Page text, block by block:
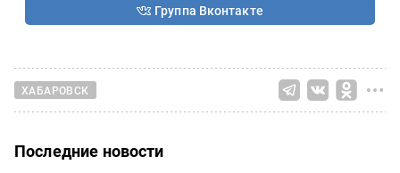
Группа Вконтакте
ХАБАРОВСК
Последние новости